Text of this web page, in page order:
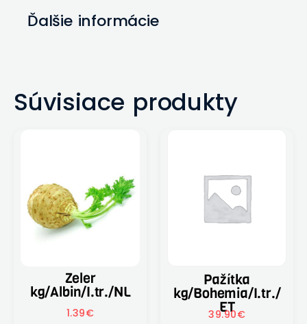
Ďalšie informácie
Súvisiace produkty
Zeler
kg/Albin/I.tr./NL
1.39€
Pažítka
kg/Bohemia/I.tr./
ET
39.90€